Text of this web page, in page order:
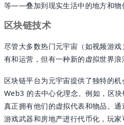
等——叠加到现实生活中的地方和物
区块链技术
尽管大多数热门元宇宙（如视频游
有和运营，但有一种新的虚拟世界浪
区块链平台为元宇宙提供了独特的
Web3 的去中心化理念。例如，区
真正拥有他们的虚拟代表和物品。通
游戏武器和房地产进行代币化，玩